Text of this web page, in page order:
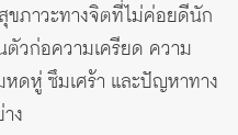
ขภาวะทางจิตที่ไม่ค่อยดีนัก
ตัวก่อความเครียด ความ
ดหู่ ซึมเศร้า และปัญหาทาง
ง